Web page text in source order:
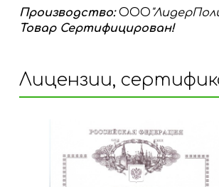
Производство:ООО
Товар Сертифицирован!
Лицензии,